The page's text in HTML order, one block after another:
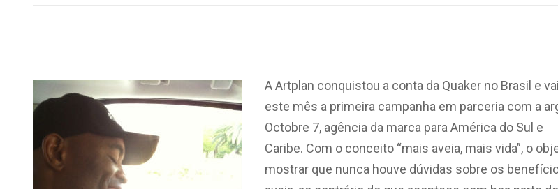
A Artplan conquistou a conta da Quaker no Brasil e
este mês a primeira campanha em parceria com a
Octobre 7, agência da marca para América do Sul e
Caribe. Com o conceito “mais aveia, mais vida”, o
mostrar que nunca houve dúvidas sobre os